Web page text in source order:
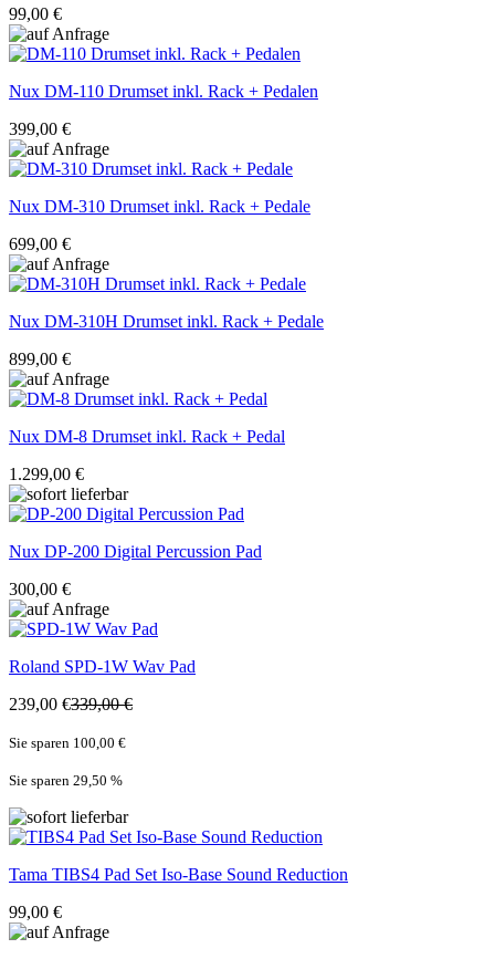
99,00 €
Nux DM-110 Drumset inkl. Rack + Pedalen
399,00 €
Nux DM-310 Drumset inkl. Rack + Pedale
699,00 €
Nux DM-310H Drumset inkl. Rack + Pedale
899,00 €
Nux DM-8 Drumset inkl. Rack + Pedal
1.299,00 €
Nux DP-200 Digital Percussion Pad
300,00 €
Roland SPD-1W Wav Pad
239,00 €339,00 €
Sie sparen 100,00 €
Sie sparen 29,50 %
Tama TIBS4 Pad Set Iso-Base Sound Reduction
99,00 €